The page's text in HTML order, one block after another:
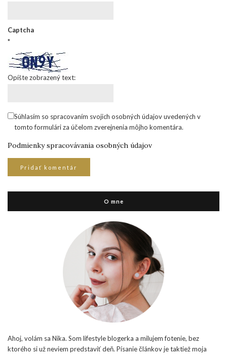
Captcha
*
Opíšte zobrazený text:
Súhlasím so spracovaním svojich osobných údajov uvedených v
tomto formulári za účelom zverejnenia môjho komentára.
Podmienky spracovávania osobných údajov
O mne
Ahoj, volám sa Nika. Som lifestyle blogerka a milujem fotenie, bez
ktorého si už neviem predstaviť deň. Písanie článkov je taktiež moja